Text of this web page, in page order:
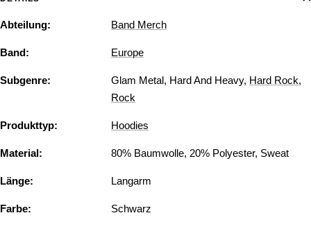
Abteilung: Band Merch
Band: Europe
Subgenre: Glam Metal, Hard And Heavy, Hard Rock,
Rock
Produkttyp: Hoodies
Material: 80% Baumwolle, 20% Polyester, Sweat
Länge: Langarm
Farbe: Schwarz